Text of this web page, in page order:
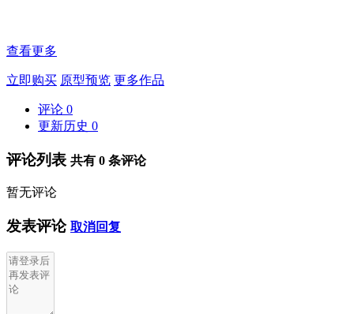
查看更多
立即购买 原型预览 更多作品
评论 0
更新历史 0
评论列表 共有 0 条评论
暂无评论
发表评论 取消回复